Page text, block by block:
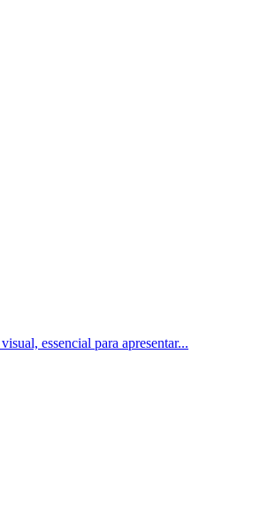
essencial para apresentar...